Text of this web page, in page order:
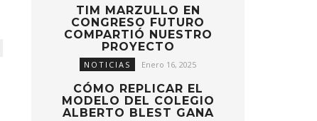
TIM MARZULLO EN
CONGRESO FUTURO
COMPARTIÓ NUESTRO
PROYECTO
NOTICIAS Enero 16, 2025
CÓMO REPLICAR EL
MODELO DEL COLEGIO
ALBERTO BLEST GANA